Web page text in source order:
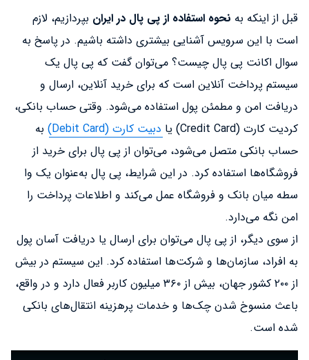
قبل از اینکه به نحوه استفاده از پی پال در ایران بپردازیم، لازم
است با این سرویس آشنایی بیشتری داشته باشیم. در پاسخ به
سوال اکانت پی پال چیست؟ می‌توان گفت که پی پال یک
سیستم پرداخت آنلاین است که برای خرید آنلاین، ارسال و
دریافت امن و مطمئن پول استفاده می‌شود. وقتی حساب بانکی،
کردیت کارت (Credit Card) یا
دبیت کارت (Debit Card)
به
حساب بانکی متصل می‌شود، می‌توان از پی پال برای خرید از
فروشگاه‌ها استفاده کرد. در این شرایط، پی پال به‌عنوان یک وا
سطه میان بانک و فروشگاه عمل می‌کند و اطلاعات پرداخت را
امن نگه می‌دارد.
از سوی دیگر، از پی پال می‌توان برای ارسال یا دریافت آسان پول
به افراد، سازمان‌ها و شرکت‌ها استفاده کرد. این سیستم در بیش
از ۲۰۰ کشور جهان، بیش از ۳۶۰ میلیون کاربر فعال دارد و در واقع،
باعث منسوخ شدن چک‌ها و خدمات پرهزینه انتقال‌های بانکی
شده است.